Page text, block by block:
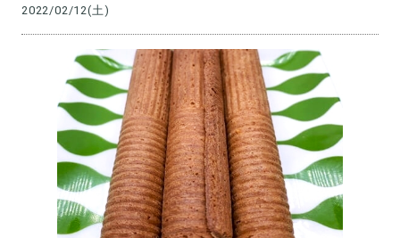
2022/02/12(土)